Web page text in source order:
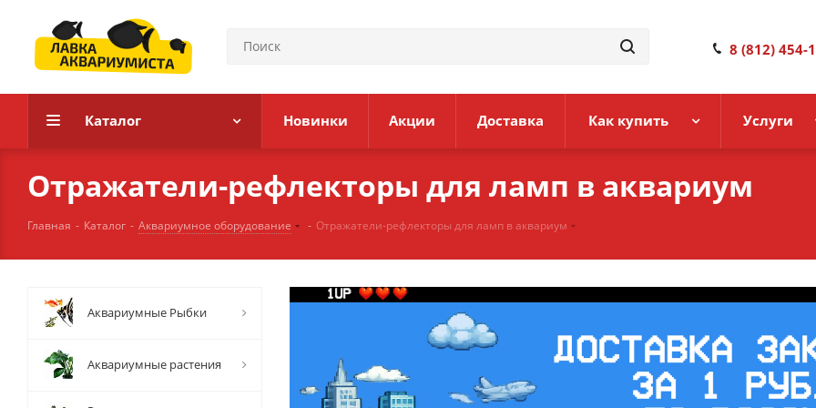
8 (812) 454-
Каталог Новинки Акции Доставка Как купить Услуги
Отражатели-рефлекторы для ламп в аквариум
Главная - Каталог - Аквариумное оборудование - Отражатели-рефлекторы для ламп в аквариум
Аквариумные Рыбки
Аквариумные растения